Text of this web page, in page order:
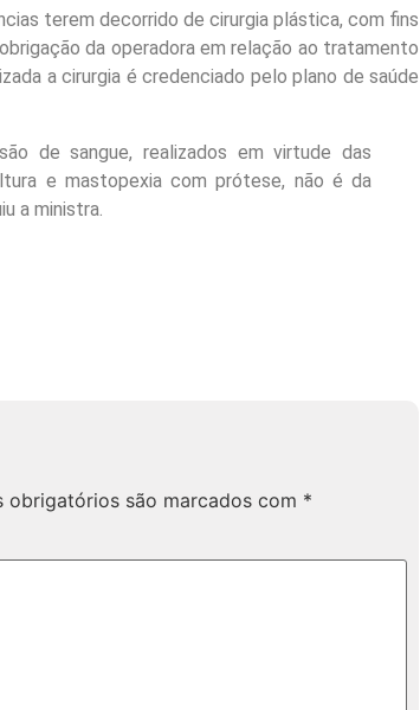
terem decorrido de cirurgia plástica, com fins
da operadora em relação ao tratamento
a cirurgia é credenciado pelo plano de saúde
de sangue, realizados em virtude das
e mastopexia com prótese, não é da
a ministra.
obrigatórios são marcados com *